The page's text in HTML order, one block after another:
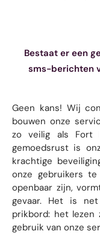
Bestaat er een
sms-berichten
Geen kans! Wij
bouwen onze
zo veilig als Fort
gemoedsrust is
krachtige
onze gebruikers
openbaar zijn,
gevaar. Het is
prikbord: het
gebruik van onze